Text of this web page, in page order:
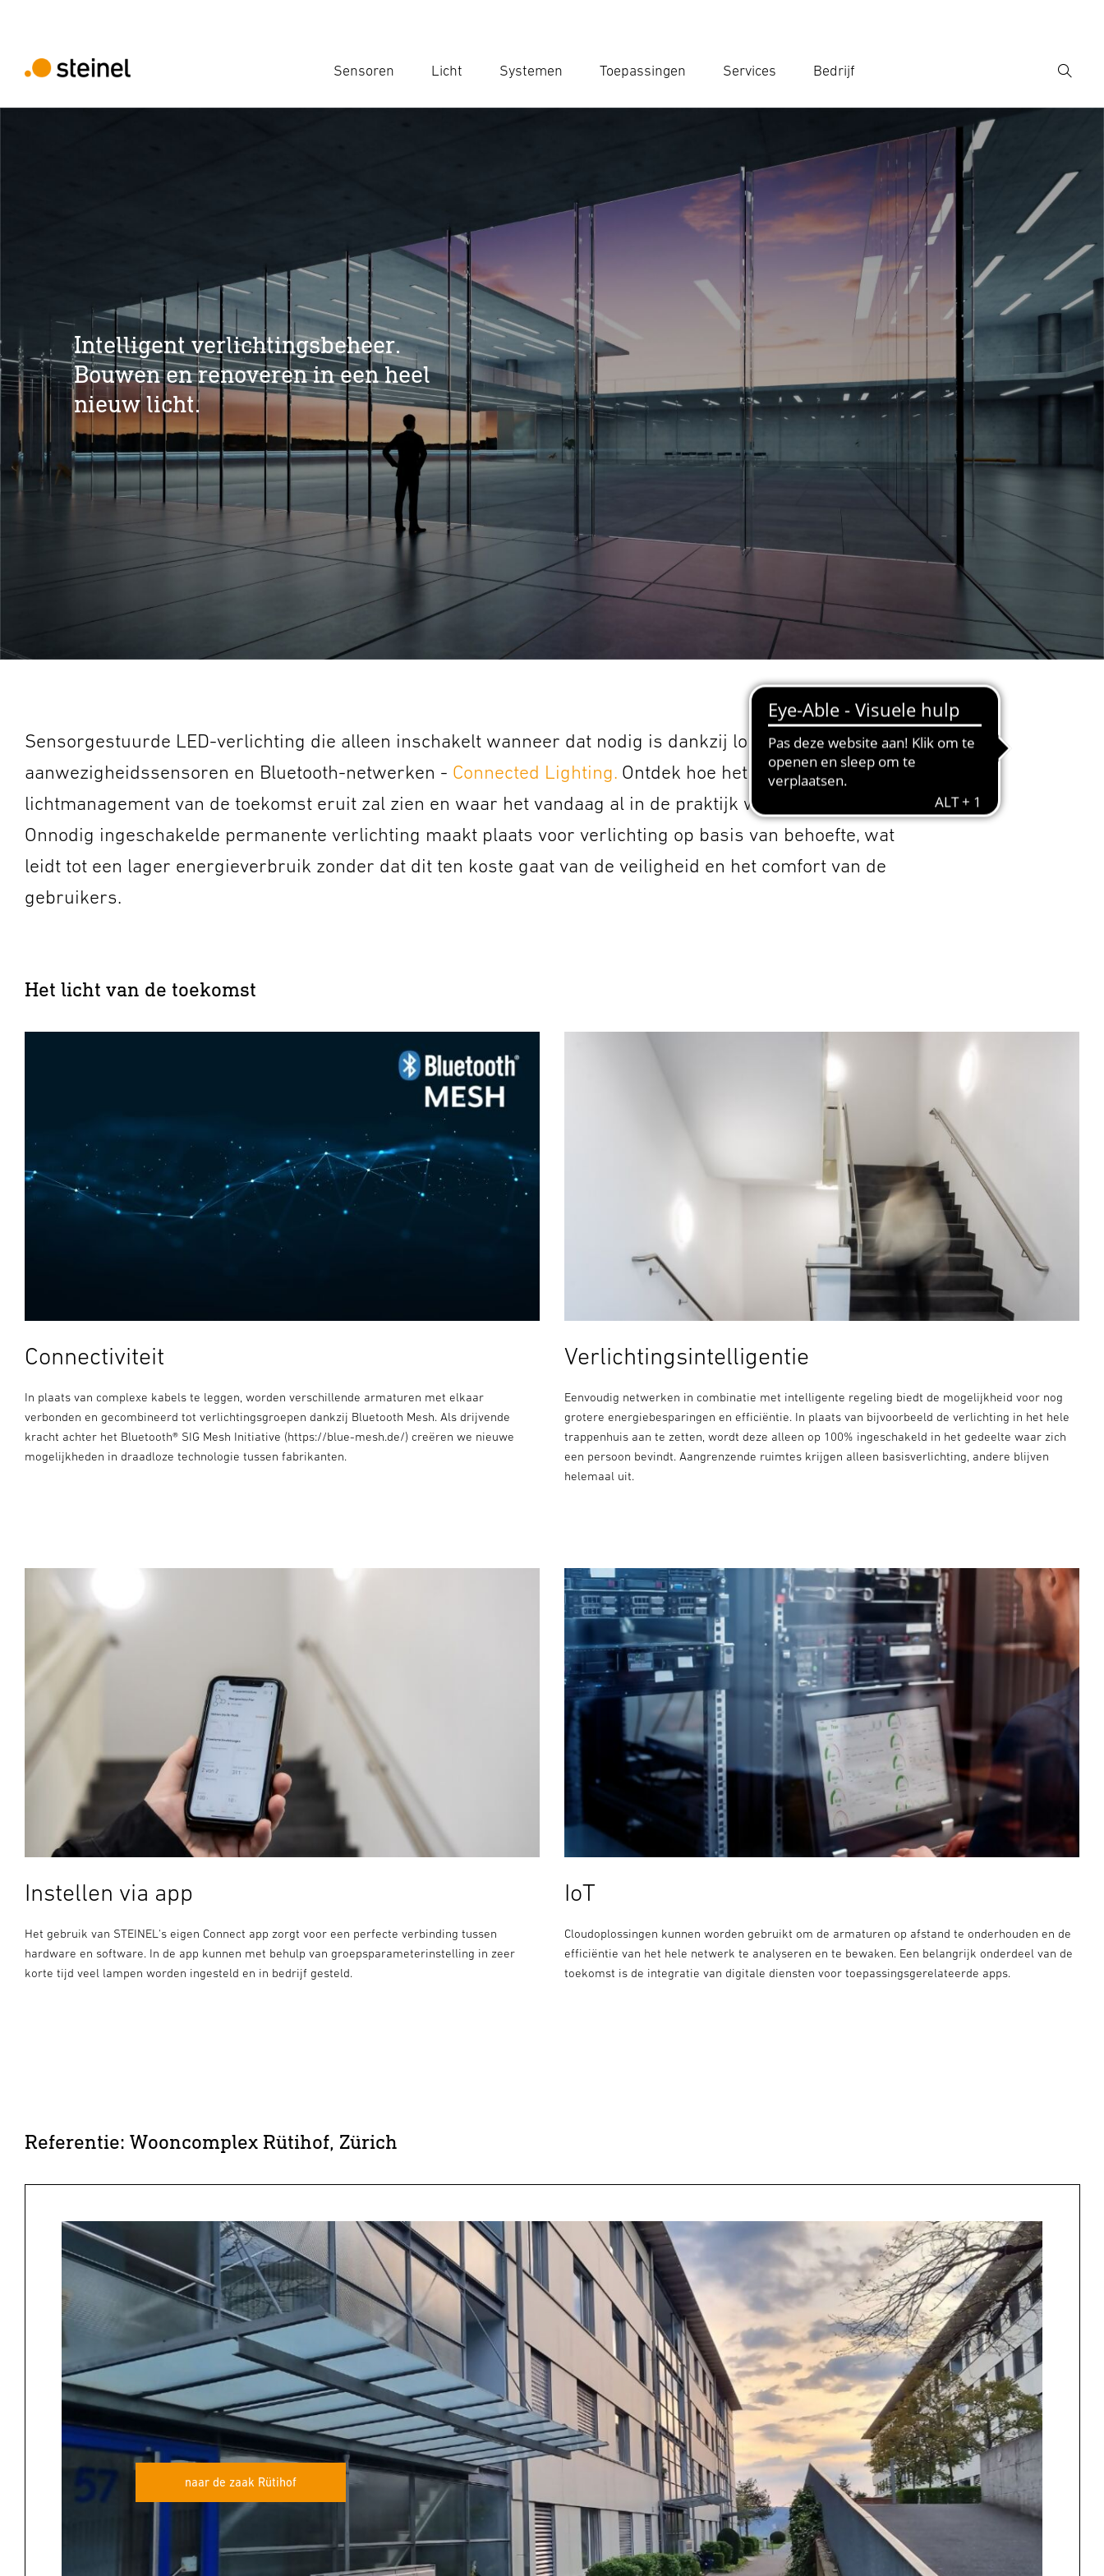
Sensoren Licht Systemen Toepassingen Services Bedrijf
Zoek
Intelligent verlichtingsbeheer.
Bouwen en renoveren in een heel
nieuw licht.
Sensorgestuurde LED-verlichting die alleen inschakelt wanneer dat nodig is dankzij lokale licht- en
aanwezigheidssensoren en Bluetooth-netwerken - Connected Lighting. Ontdek hoe het intelligente
lichtmanagement van de toekomst eruit zal zien en waar het vandaag al in de praktijk wordt toegepast.
Onnodig ingeschakelde permanente verlichting maakt plaats voor verlichting op basis van behoefte, wat
leidt tot een lager energieverbruik zonder dat dit ten koste gaat van de veiligheid en het comfort van de
gebruikers.
Het licht van de toekomst
Connectiviteit
In plaats van complexe kabels te leggen, worden verschillende armaturen met elkaar
verbonden en gecombineerd tot verlichtingsgroepen dankzij Bluetooth Mesh. Als drijvende
kracht achter het Bluetooth® SIG Mesh Initiative (https://blue-mesh.de/) creëren we nieuwe
mogelijkheden in draadloze technologie tussen fabrikanten.
Verlichtingsintelligentie
Eenvoudig netwerken in combinatie met intelligente regeling biedt de mogelijkheid voor nog
grotere energiebesparingen en efficiëntie. In plaats van bijvoorbeeld de verlichting in het hele
trappenhuis aan te zetten, wordt deze alleen op 100% ingeschakeld in het gedeelte waar zich
een persoon bevindt. Aangrenzende ruimtes krijgen alleen basisverlichting, andere blijven
helemaal uit.
Instellen via app
Het gebruik van STEINEL's eigen Connect app zorgt voor een perfecte verbinding tussen
hardware en software. In de app kunnen met behulp van groepsparameterinstelling in zeer
korte tijd veel lampen worden ingesteld en in bedrijf gesteld.
IoT
Cloudoplossingen kunnen worden gebruikt om de armaturen op afstand te onderhouden en de
efficiëntie van het hele netwerk te analyseren en te bewaken. Een belangrijk onderdeel van de
toekomst is de integratie van digitale diensten voor toepassingsgerelateerde apps.
Referentie: Wooncomplex Rütihof, Zürich
naar de zaak Rütihof